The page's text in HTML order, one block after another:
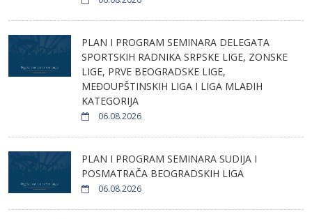
PLAN I PROGRAM SEMINARA DELEGATA
SPORTSKIH RADNIKA SRPSKE LIGE, ZONSKE
LIGE, PRVE BEOGRADSKE LIGE,
MEĐOUPŠTINSKIH LIGA I LIGA MLAĐIH
KATEGORIJA
06.08.2026
PLAN I PROGRAM SEMINARA SUDIJA I
POSMATRAČA BEOGRADSKIH LIGA
06.08.2026